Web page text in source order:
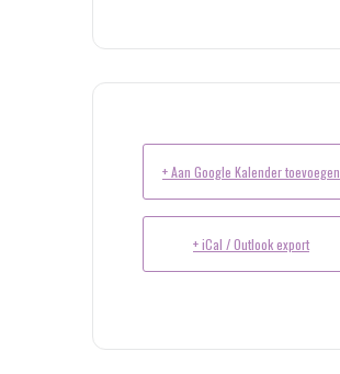
+ Aan Google Kalender toevoegen
+ iCal / Outlook export